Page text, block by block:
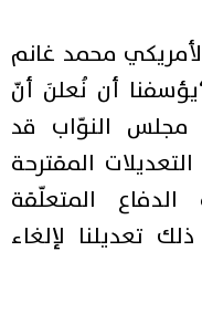
محمد غانم
أن نُعلنَ أنّ
مجلس النوّاب قد
المقترحة
المتعلّقة
تعديلنا لإلغاء